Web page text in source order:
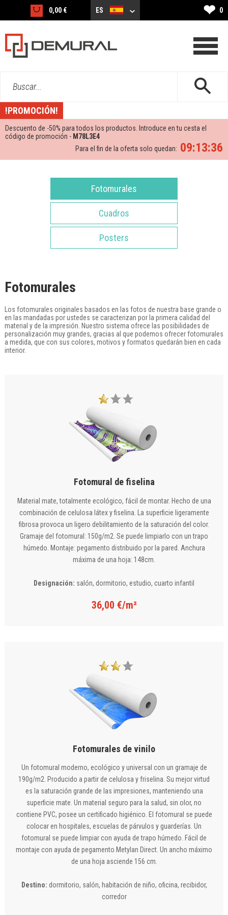
0,00 € ES ❤ 0
Buscar...
!PROMOCIÓN!
Descuento de -50% para todos los productos. Introduce en tu cesta el
código de promoción - M78L3E4
09:13:36
Para el fin de la oferta solo quedan:
Fotomurales
Cuadros
Posters
Fotomurales
Los fotomurales originales basados en las fotos de nuestra base grande o
en las mandadas por ustedes se caracterizan por la primera calidad del
material y de la impresión. Nuestro sistema ofrece las posibilidades de
personalización muy grandes, gracias al que podemos ofrecer fotomurales
a medida, que con sus colores, motivos y formatos quedarán bien en cada
interior.
Fotomural de fiselina
Material mate, totalmente ecológico, fácil de montar. Hecho de una
combinación de celulosa látex y fiselina. La superficie ligeramente
fibrosa provoca un ligero debilitamiento de la saturación del color.
Gramaje del fotomural: 150g/m2. Se puede limpiarlo con un trapo
húmedo. Montaje: pegamento distribuido por la pared. Anchura
máxima de una hoja: 148cm.
Designación: salón, dormitorio, estudio, cuarto infantil
36,00 €/m²
Fotomurales de vinilo
Un fotomural moderno, ecológico y universal con un gramaje de
190g/m2. Producido a partir de celulosa y friselina. Su mejor virtud
es la saturación grande de las impresiones, manteniendo una
superficie mate. Un material seguro para la salud, sin olor, no
contiene PVC, posee un certificado higiénico. El fotomural se puede
colocar en hospitales, escuelas de párvulos y guarderías. Un
fotomural se puede limpiar con ayuda de trapo húmedo. Fácil de
montaje con ayuda de pegamento Metylan Direct. Un ancho máximo
de una hoja asciende 156 cm.
Destino: dormitorio, salón, habitación de niño, oficina, recibidor,
corredor